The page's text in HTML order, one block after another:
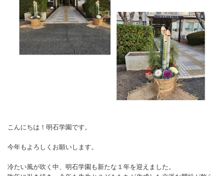
こんにちは！明石学園です。
今年もよろしくお願いします。
冷たい風が吹く中、明石学園も新たな１年を迎えました。